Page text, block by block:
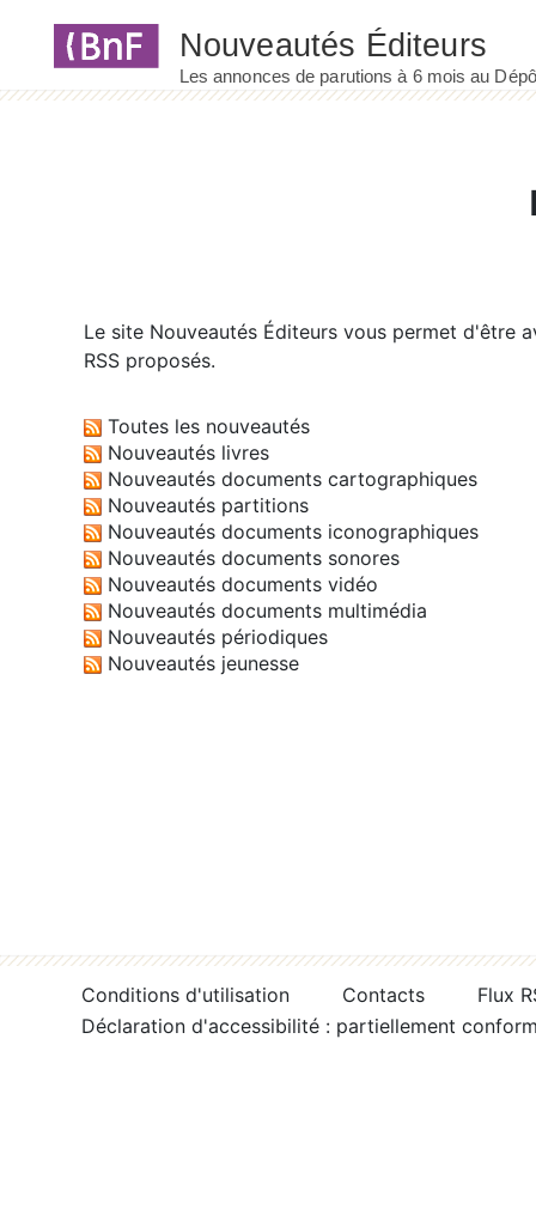
Le site Nouveautés Éditeurs vous permet d'être
RSS proposés.
Toutes les nouveautés
Nouveautés livres
Nouveautés documents cartographiques
Nouveautés partitions
Nouveautés documents iconographiques
Nouveautés documents sonores
Nouveautés documents vidéo
Nouveautés documents multimédia
Nouveautés périodiques
Nouveautés jeunesse
Conditions d'utilisation Contacts
Flux
Déclaration d'accessibilité : partiellement